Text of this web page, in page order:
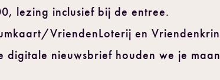
lezing inclusief bij de entree.
VriendenLoterij en
digitale nieuwsbrief houden we je